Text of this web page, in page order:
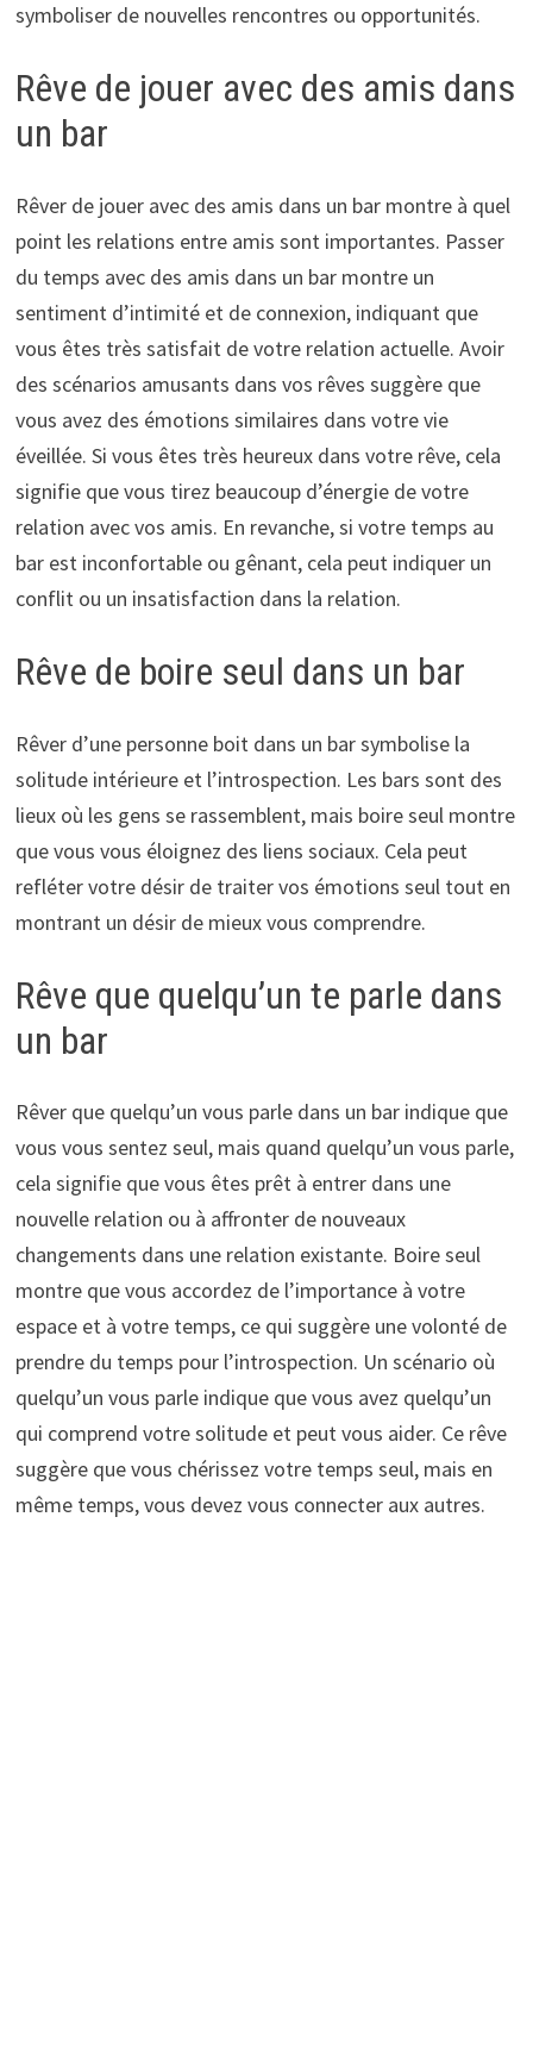
symboliser de nouvelles rencontres ou opportunités.
Rêve de jouer avec des amis dans
un bar
Rêver de jouer avec des amis dans un bar montre à quel
point les relations entre amis sont importantes. Passer
du temps avec des amis dans un bar montre un
sentiment d’intimité et de connexion, indiquant que
vous êtes très satisfait de votre relation actuelle. Avoir
des scénarios amusants dans vos rêves suggère que
vous avez des émotions similaires dans votre vie
éveillée. Si vous êtes très heureux dans votre rêve, cela
signifie que vous tirez beaucoup d’énergie de votre
relation avec vos amis. En revanche, si votre temps au
bar est inconfortable ou gênant, cela peut indiquer un
conflit ou un insatisfaction dans la relation.
Rêve de boire seul dans un bar
Rêver d’une personne boit dans un bar symbolise la
solitude intérieure et l’introspection. Les bars sont des
lieux où les gens se rassemblent, mais boire seul montre
que vous vous éloignez des liens sociaux. Cela peut
refléter votre désir de traiter vos émotions seul tout en
montrant un désir de mieux vous comprendre.
Rêve que quelqu’un te parle dans
un bar
Rêver que quelqu’un vous parle dans un bar indique que
vous vous sentez seul, mais quand quelqu’un vous parle,
cela signifie que vous êtes prêt à entrer dans une
nouvelle relation ou à affronter de nouveaux
changements dans une relation existante. Boire seul
montre que vous accordez de l’importance à votre
espace et à votre temps, ce qui suggère une volonté de
prendre du temps pour l’introspection. Un scénario où
quelqu’un vous parle indique que vous avez quelqu’un
qui comprend votre solitude et peut vous aider. Ce rêve
suggère que vous chérissez votre temps seul, mais en
même temps, vous devez vous connecter aux autres.